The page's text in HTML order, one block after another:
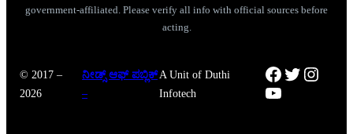
government-affiliated. Please verify all info with official sources before
acting.
© 2017 –
2026
ನೀಡ್ಸ್ ಆಫ್ ಪಬ್ಲಿಕ್
–
A Unit of Duthi
Infotech
Facebook
Twitter
YouTube